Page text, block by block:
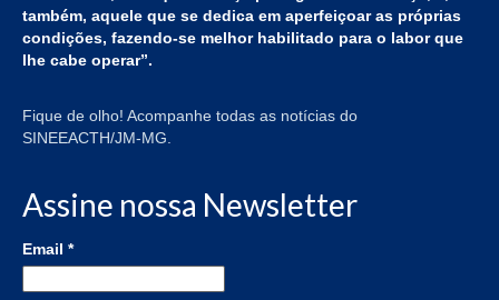
também, aquele que se dedica em aperfeiçoar as próprias
condições, fazendo-se melhor habilitado para o labor que
lhe cabe operar”.
Fique de olho! Acompanhe todas as notícias do
SINEEACTH/JM-MG.
Assine nossa Newsletter
Email *